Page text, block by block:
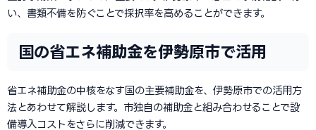
い、書類不備を防ぐことで採択率を高めることができます。
国の省エネ補助金を伊勢原市で活用
省エネ補助金の中核をなす国の主要補助金を、伊勢原市での活用方
法とあわせて解説します。市独自の補助金と組み合わせることで設
備導入コストをさらに削減できます。